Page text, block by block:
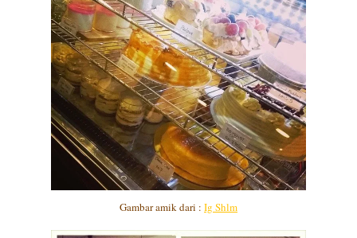
Gambar amik dari : Ig Shlm